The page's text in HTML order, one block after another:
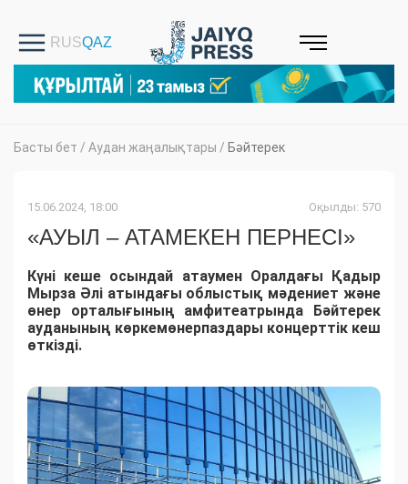
Басты бет / Аудан жаңалықтары / Бәйтерек
15.06.2024, 18:00 Оқылды: 570
«АУЫЛ – АТАМЕКЕН ПЕРНЕСІ»
Күні кеше осындай атаумен Оралдағы Қадыр
Мырза Әлі атындағы облыстық мәдениет және
өнер орталығының амфитеатрында Бәйтерек
ауданының көркемөнерпаздары концерттік кеш
өткізді.